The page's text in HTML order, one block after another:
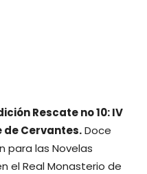
Rescate no 10: IV
de Cervantes.Doce
para las Novelas
el Real Monasterio de